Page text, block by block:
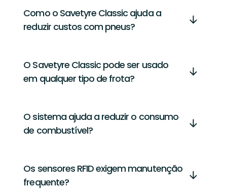
Como o Savetyre Classic ajuda a
reduzir custos com pneus?
O Savetyre Classic pode ser usado
em qualquer tipo de frota?
O sistema ajuda a reduzir o consumo
de combustível?
Os sensores RFID exigem manutenção
frequente?